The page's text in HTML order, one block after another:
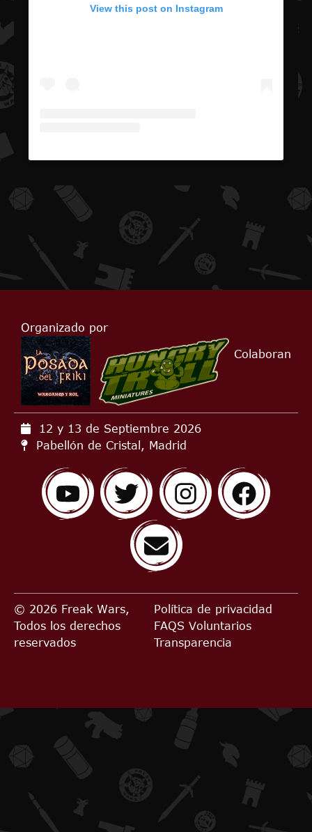
View this post on Instagram
Organizado por
Colaboran
12 y 13 de Septiembre 2026
Pabellón de Cristal, Madrid
© 2026 Freak Wars,
Todos los derechos
reservados
Política de privacidad
FAQS Voluntarios
Transparencia